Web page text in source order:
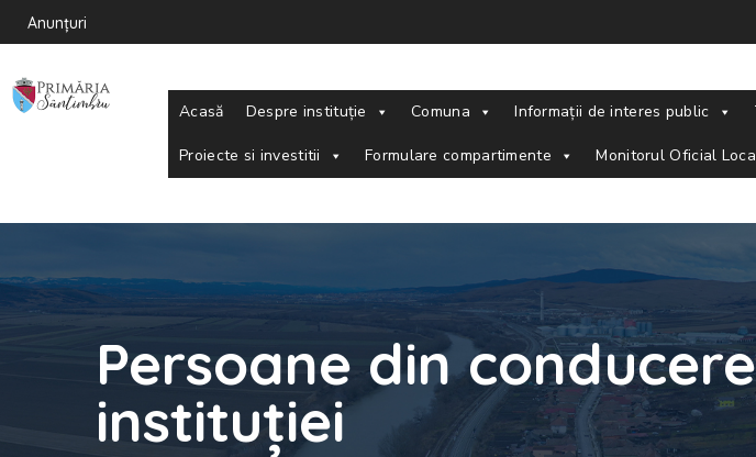
Anunțuri
Acasă Despre instituție Comuna Informații de interes public
Proiecte si investitii Formulare compartimente Monitorul Oficial
Persoane din
instituției